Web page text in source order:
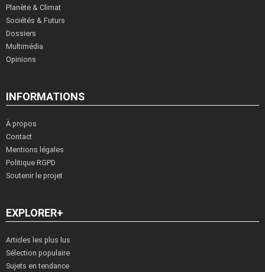
Planète & Climat
Sociétés & Futurs
Dossiers
Multimédia
Opinions
INFORMATIONS
À propos
Contact
Mentions légales
Politique RGPD
Soutenir le projet
EXPLORER+
Articles les plus lus
Sélection populaire
Sujets en tendance